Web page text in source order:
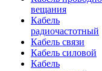
вещания
Кабель
радиочастотный
Кабель связи
Кабель силовой
Кабель